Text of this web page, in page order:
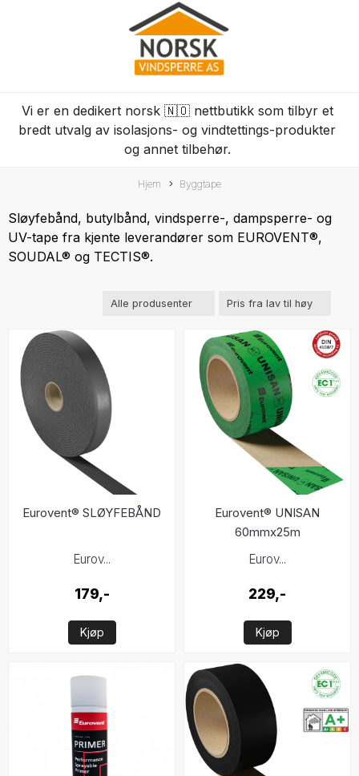
Vi er en dedikert norsk 🇳🇴 nettbutikk som tilbyr et
bredt utvalg av isolasjons- og vindtettings-produkter
og annet tilbehør.
Hjem Byggtape
Sløyfebånd, butylbånd, vindsperre-, dampsperre- og
UV-tape fra kjente leverandører som EUROVENT®,
SOUDAL® og TECTIS®.
Eurovent® SLØYFEBÅND
Eurov...
179,-
Kjøp
Eurovent® UNISAN
60mmx25m
Eurov...
229,-
Kjøp